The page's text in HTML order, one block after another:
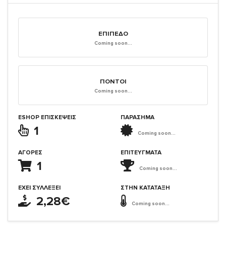
ΕΠΊΠΕΔΟ
Coming soon...
ΠΌΝΤΟΙ
Coming soon...
ESHOP ΕΠΙΣΚΈΨΕΙΣ
1
ΑΓΟΡΈΣ
1
ΈΧΕΙ ΣΥΛΛΈΞΕΙ
2,28€
ΠΑΡΑΣΗΜΑ
Coming soon...
ΕΠΙΤΕΎΓΜΑΤΑ
Coming soon...
ΣΤΗΝ ΚΑΤΆΤΑΞΗ
Coming soon...